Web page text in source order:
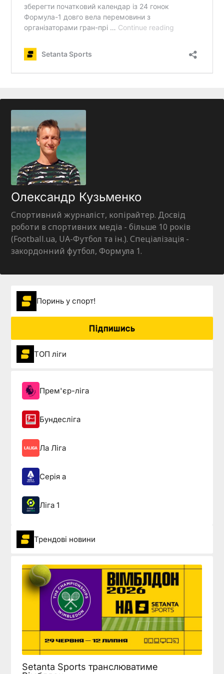
Олександр Кузьменко
Спортивний журналіст, копірайтер. Досвід
роботи в спортивних медіа - більше 10 років
(Football.ua, UA-Футбол та ін.). Спеціалізація -
закордонний футбол, Формула 1.
Поринь у спорт!
Підпишись
ТОП ліги
Прем'єр-ліга
Бундесліга
Ла Ліга
Серія а
Ліга 1
Трендові новини
Setanta Sports транслюватиме